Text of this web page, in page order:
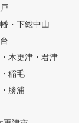
・下総中山
木更津・君津
稲毛
勝浦